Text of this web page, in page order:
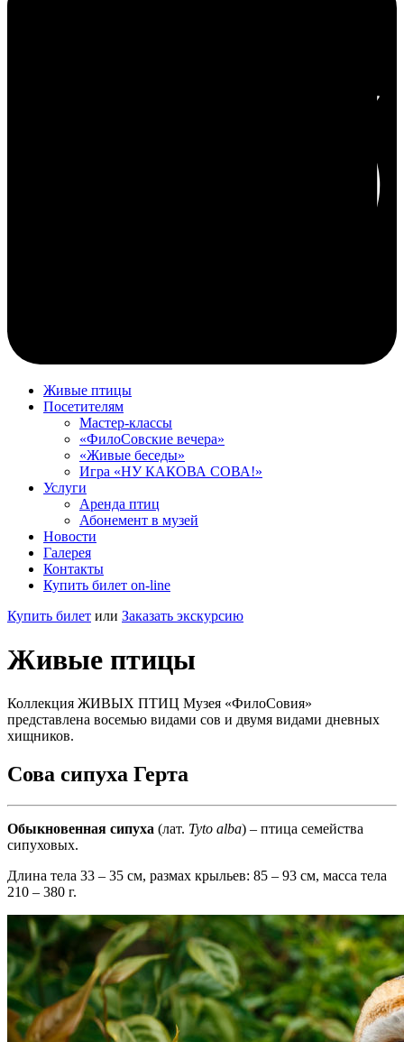
Живые птицы
Посетителям
Мастер-классы
«ФилоСовские вечера»
«Живые беседы»
Игра «НУ КАКОВА СОВА!»
Услуги
Аренда птиц
Абонемент в музей
Новости
Галерея
Контакты
Купить билет on-line
Купить билет или Заказать экскурсию
Живые птицы
Коллекция ЖИВЫХ ПТИЦ Музея «ФилоСовия»
представлена восемью видами сов и двумя видами дневных
хищников.
Сова сипуха Герта
Обыкновенная сипуха (лат. Tyto alba) – птица семейства
сипуховых.
Длина тела 33 – 35 см, размах крыльев: 85 – 93 см, масса тела
210 – 380 г.